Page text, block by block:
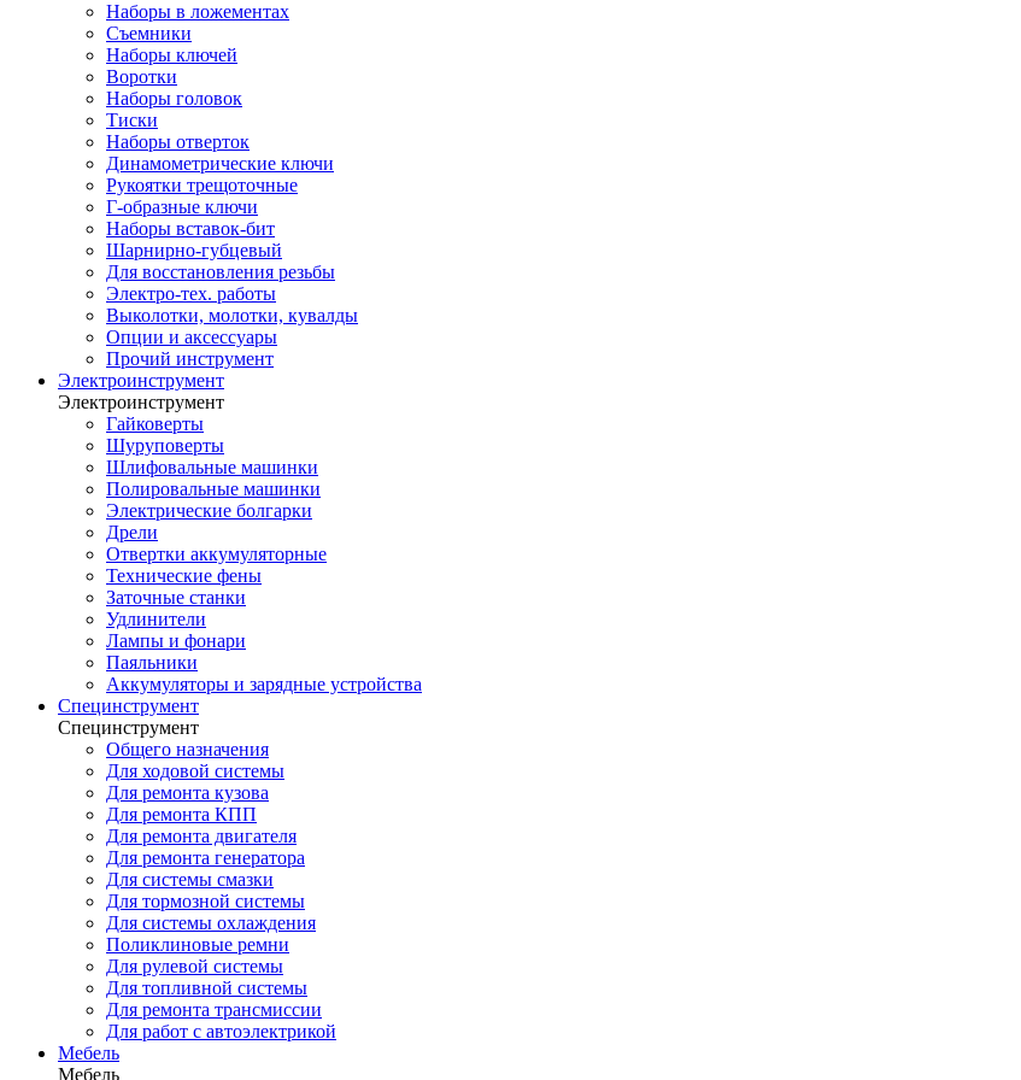
Наборы в ложементах
Съемники
Наборы ключей
Воротки
Наборы головок
Тиски
Наборы отверток
Динамометрические ключи
Рукоятки трещоточные
Г-образные ключи
Наборы вставок-бит
Шарнирно-губцевый
Для восстановления резьбы
Электро-тех. работы
Выколотки, молотки, кувалды
Опции и аксессуары
Прочий инструмент
Электроинструмент
Электроинструмент
Гайковерты
Шуруповерты
Шлифовальные машинки
Полировальные машинки
Электрические болгарки
Дрели
Отвертки аккумуляторные
Технические фены
Заточные станки
Удлинители
Лампы и фонари
Паяльники
Аккумуляторы и зарядные устройства
Специнструмент
Специнструмент
Общего назначения
Для ходовой системы
Для ремонта кузова
Для ремонта КПП
Для ремонта двигателя
Для ремонта генератора
Для системы смазки
Для тормозной системы
Для системы охлаждения
Поликлиновые ремни
Для рулевой системы
Для топливной системы
Для ремонта трансмиссии
Для работ с автоэлектрикой
Мебель
Мебель